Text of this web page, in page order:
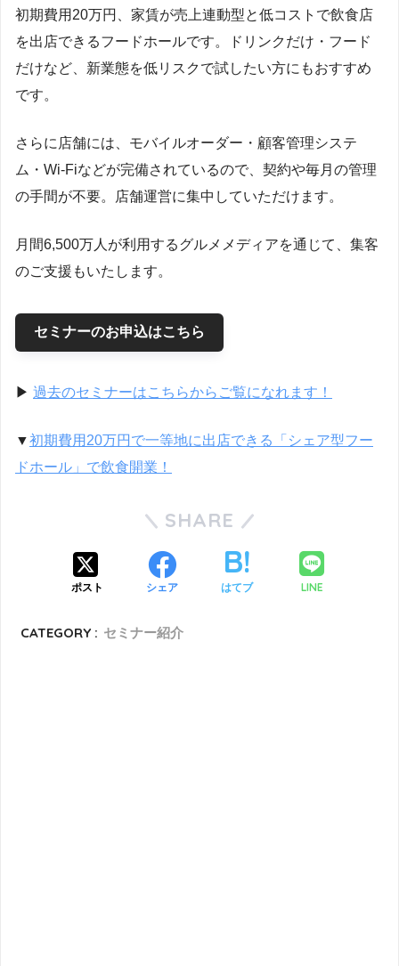
初期費用20万円、家賃が売上連動型と低コストで飲食店
を出店できるフードホールです。ドリンクだけ・フード
だけなど、新業態を低リスクで試したい方にもおすすめ
です。
さらに店舗には、モバイルオーダー・顧客管理システ
ム・Wi-Fiなどが完備されているので、契約や毎月の管理
の手間が不要。店舗運営に集中していただけます。
月間6,500万人が利用するグルメメディアを通じて、集客
のご支援もいたします。
セミナーのお申込はこちら
▶︎ 過去のセミナーはこちらからご覧になれます！
▼初期費用20万円で一等地に出店できる「シェア型フー
ドホール」で飲食開業！
SHARE
ポスト シェア はてブ LINE
CATEGORY : セミナー紹介